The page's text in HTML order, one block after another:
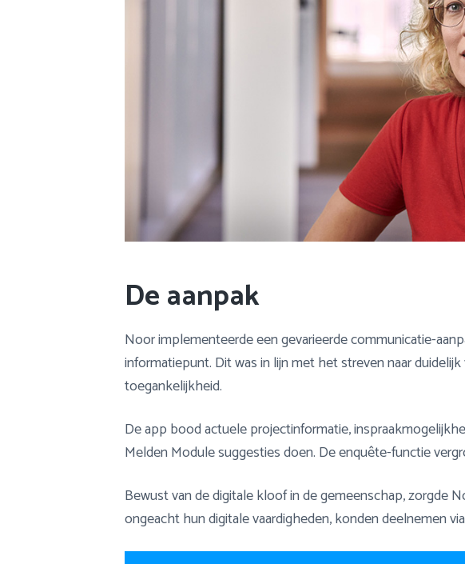
De aanpak
Noor implementeerde een gevarieerde communicatie-
informatiepunt. Dit was in lijn met het streven naar
toegankelijkheid.
De app bood actuele projectinformatie,
Melden Module suggesties doen. De enquête-functie
Bewust van de digitale kloof in de gemeenschap, zorgde
ongeacht hun digitale vaardigheden, konden deelnemen